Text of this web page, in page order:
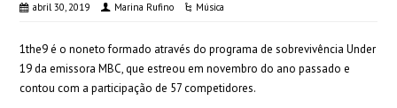
abril 30, 2019 Marina Rufino Música
1the9 é o noneto formado através do programa de sobrevivência Under
19 da emissora MBC, que estreou em novembro do ano passado e
contou com a participação de 57 competidores.